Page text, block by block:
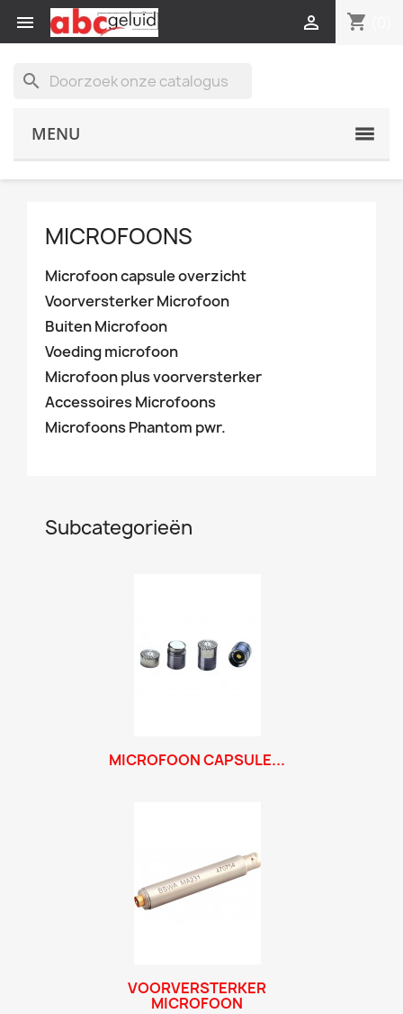
 shopping_cart

search
MENU
MICROFOONS
Microfoon capsule overzicht
Voorversterker Microfoon
Buiten Microfoon
Voeding microfoon
Microfoon plus voorversterker
Accessoires Microfoons
Microfoons Phantom pwr.
Subcategorieën
MICROFOON CAPSULE...
VOORVERSTERKER
MICROFOON